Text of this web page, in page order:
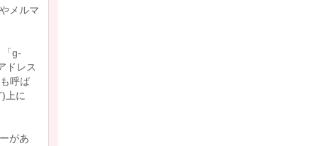
メルマ
g-
ドレス
呼ば
上に
があ